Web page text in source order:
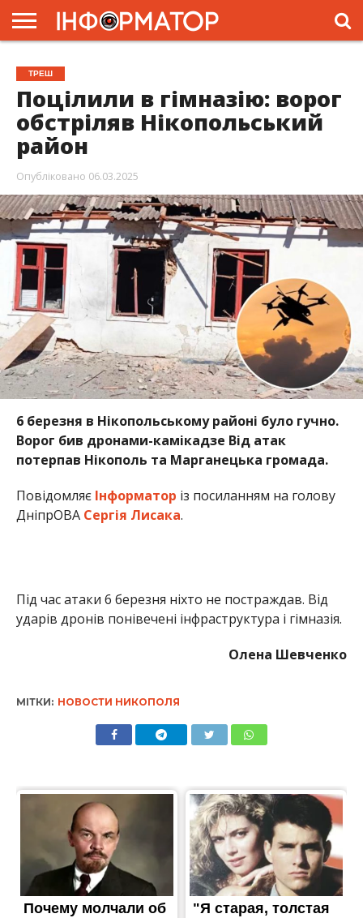
ГОЛОВНА
ЖИТТЯ
ВЛАДА
ГРОШІ
ТРЕШ
ПРЕС-
РЕЛІЗИ
РЕКЛАМА
ПРОЕКТИ
ТРЕШ
Поцілили в гімназію: ворог
обстріляв Нікопольський
район
Опубліковано 06.03.2025
6 березня в Нікопольському районі було гучно.
Ворог бив дронами-камікадзе Від атак
потерпав Нікополь та Марганецька громада.
Повідомляє Інформатор із посиланням на голову
ДніпрОВА Сергія Лисака.
Під час атаки 6 березня ніхто не постраждав. Від
ударів дронів понівечені інфраструктура і гімназія.
Олена Шевченко
МІТКИ: НОВОСТИ НИКОПОЛЯ